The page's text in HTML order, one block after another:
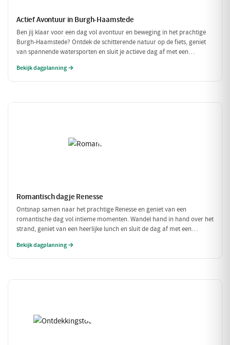
Actief Avontuur in Burgh-Haamstede
Ben jij klaar voor een dag vol avontuur en beweging in het prachtige
Burgh-Haamstede? Ontdek de schitterende natuur op de fiets, geniet
van spannende watersporten en sluit je actieve dag af met een
Bekijk dagplanning →
Romantisch dagje Renesse
Ontsnap samen naar het prachtige Renesse en geniet van een
romantische dag vol intieme momenten. Wandel hand in hand over het
strand, geniet van een heerlijke lunch en sluit de dag af met een
elkaar willen verwennen!
Bekijk dagplanning →